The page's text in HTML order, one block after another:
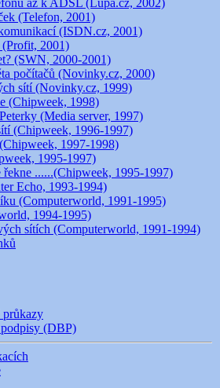
až k ADSL (Lupa.cz, 2002)
(Telefon, 2001)
(ISDN.cz, 2001)
(Profit, 2001)
(SWN, 2000-2001)
počítačů (Novinky.cz, 2000)
sítí (Novinky.cz, 1999)
(Chipweek, 1998)
(Media server, 1997)
(Chipweek, 1996-1997)
1997-1998)
1995-1997)
řekne ......(Chipweek, 1995-1997)
Echo, 1993-1994)
(Computerworld, 1991-1995)
1994-1995)
sítích (Computerworld, 1991-1994)
průkazy
(DBP)